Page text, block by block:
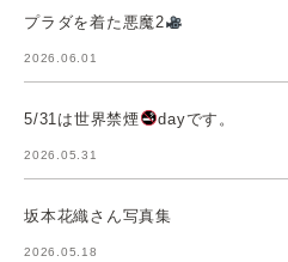
プラダを着た悪魔2
2026.06.01
5/31は世界禁煙 dayです。
2026.05.31
坂本花織さん写真集
2026.05.18